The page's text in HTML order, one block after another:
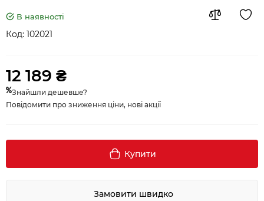
В наявності
Код: 102021
12 189 ₴
Знайшли дешевше?
Повідомити про зниження ціни, нові акції
Купити
Замовити швидко